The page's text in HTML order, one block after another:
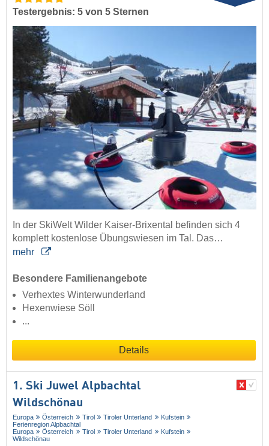
Testergebnis: 5 von 5 Sternen
In der SkiWelt Wilder Kaiser-Brixental befinden sich 4
komplett kostenlose Übungswiesen im Tal. Das…
mehr
Besondere Familienangebote
Verhextes Winterwunderland
Hexenwiese Söll
...
Details
1. Ski Juwel Alpbachtal
Wildschönau
Europa Österreich Tirol Tiroler Unterland
Kufstein
Ferienregion Alpbachtal
Europa
Österreich Tirol Tiroler Unterland
Kufstein
Wildschönau